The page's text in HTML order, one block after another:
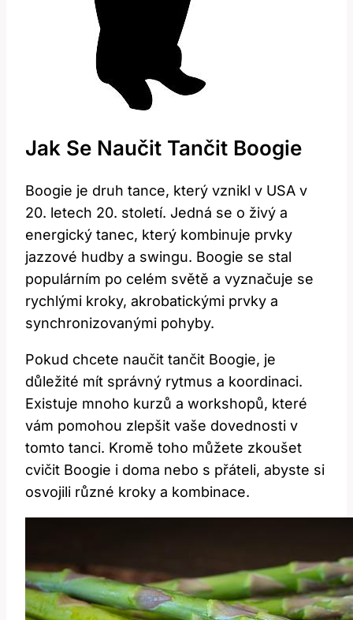
Jak Se Naučit Tančit Boogie
Boogie je druh tance, který vznikl v USA v
20. letech 20. století. Jedná se o živý a
energický tanec, který kombinuje prvky
jazzové hudby a swingu. Boogie se stal
populárním po celém světě a vyznačuje se
rychlými kroky, akrobatickými prvky a
synchronizovanými pohyby.
Pokud chcete naučit tančit Boogie, je
důležité mít správný rytmus a koordinaci.
Existuje mnoho kurzů a workshopů, které
vám pomohou zlepšit vaše dovednosti v
tomto tanci. Kromě toho můžete zkoušet
cvičit Boogie i doma nebo s přáteli, abyste si
osvojili různé kroky a kombinace.